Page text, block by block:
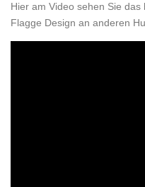
Hier am Video sehen Sie
Flagge Design an anderen